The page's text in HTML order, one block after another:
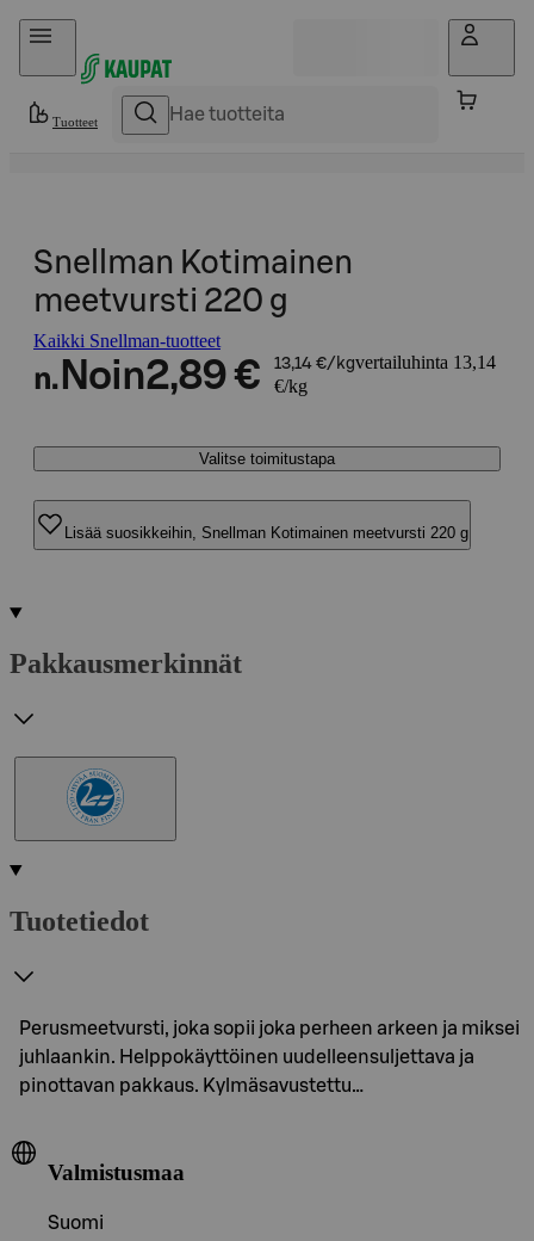
Hyppää sisältöön
Tuotteet
Snellman Kotimainen
meetvursti 220 g
Kaikki Snellman-tuotteet
n. Noin2,89 € 13,14 €/kgvertailuhinta 13,14
€/kg
Valitse toimitustapa
Lisää suosikkeihin, Snellman Kotimainen meetvursti 220 g
Pakkausmerkinnät
Tuotetiedot
Perusmeetvursti, joka sopii joka perheen arkeen ja miksei
juhlaankin. Helppokäyttöinen uudelleensuljettava ja
pinottavan pakkaus. Kylmäsavustettu…
Valmistusmaa
Suomi